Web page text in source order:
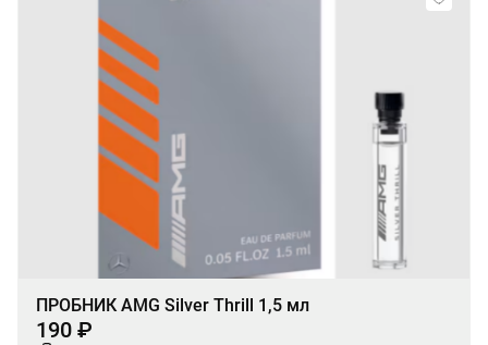
ПРОБНИК AMG Silver Thrill 1,5 мл
190 ₽